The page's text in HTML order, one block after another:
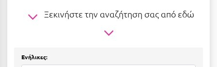
Διακοπτό
Ξεκινήστε την αναζήτηση σας από εδώ
Ενήλικες: